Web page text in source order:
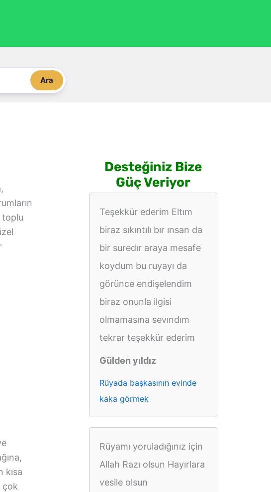
Ara
toplu
kısa
çok
Desteğiniz Bize
Güç Veriyor
Teşekkür ederim Eltım
biraz sıkıntılı bır ınsan da
bir suredır araya mesafe
koydum bu ruyayı da
görünce endişelendim
biraz onunla ilgisi
olmamasına sevındım
tekrar teşekkür ederim
Gülden yıldız
Rüyada başkasının evinde
kaka görmek
Rüyamı yoruladığınız için
Allah Razı olsun Hayırlara
vesile olsun